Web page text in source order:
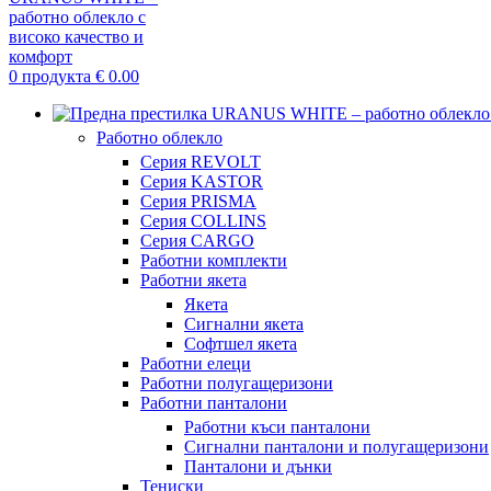
0 продукта € 0.00
Работно облекло
Серия REVOLT
Серия KASTOR
Серия PRISMA
Серия COLLINS
Серия CARGO
Работни комплекти
Работни якета
Якета
Сигнални якета
Софтшел якета
Работни елеци
Работни полугащеризони
Работни панталони
Работни къси панталони
Сигнални панталони и полугащеризони
Панталони и дънки
Тениски